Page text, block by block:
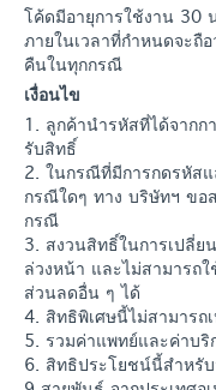
โค้ดมีอายุการใช้งาน 30
ภายในเวลาที่กำหนดจะถื
คืนในทุกกรณี
เงื่อนไข
1. ลูกค้านำรหัสที่ได้จากก
รับสิทธิ์
2. ในกรณีที่มีการกดรหัสแ
กรณีใดๆ ทาง บริษัทฯ ขอ
กรณี
3. สงวนสิทธิ์ในการเปลี่ย
ล่วงหน้า และไม่สามารถ
ส่วนลดอื่น ๆ ได้
4. สิทธิพิเศษนี้ไม่สามารถ
5. รวมค่าแพทย์และค่าบริ
6. สิทธิประโยชน์นี้สำหรั